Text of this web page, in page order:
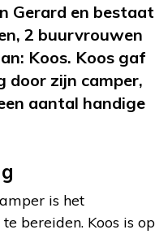
Gerard en bestaat
2 buurvrouwen
Koos. Koos gaf
door zijn camper,
aantal handige
is het
bereiden. Koos is op